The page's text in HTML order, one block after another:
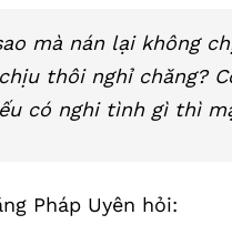
mà nán lại không
thôi nghỉ chăng?
có nghi tình gì thì
Pháp Uyên hỏi: